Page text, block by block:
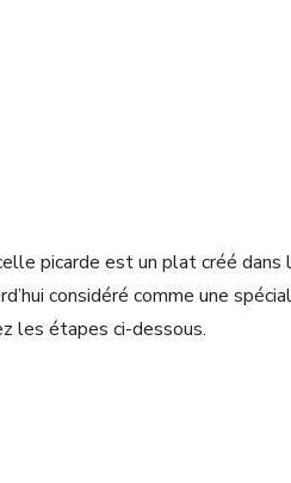
picarde est un plat créé dans
considéré comme une
les étapes ci-dessous.